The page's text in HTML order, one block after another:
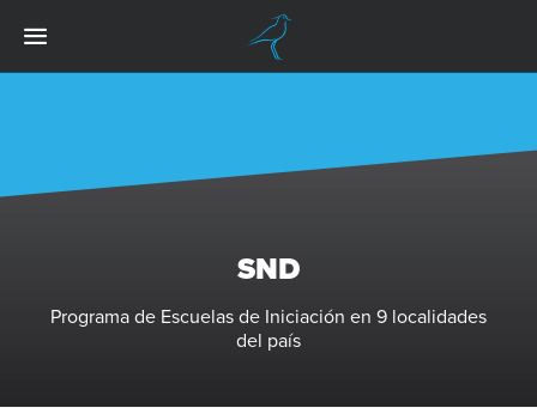
SND
Programa de Escuelas de Iniciación en 9 localidades
del país